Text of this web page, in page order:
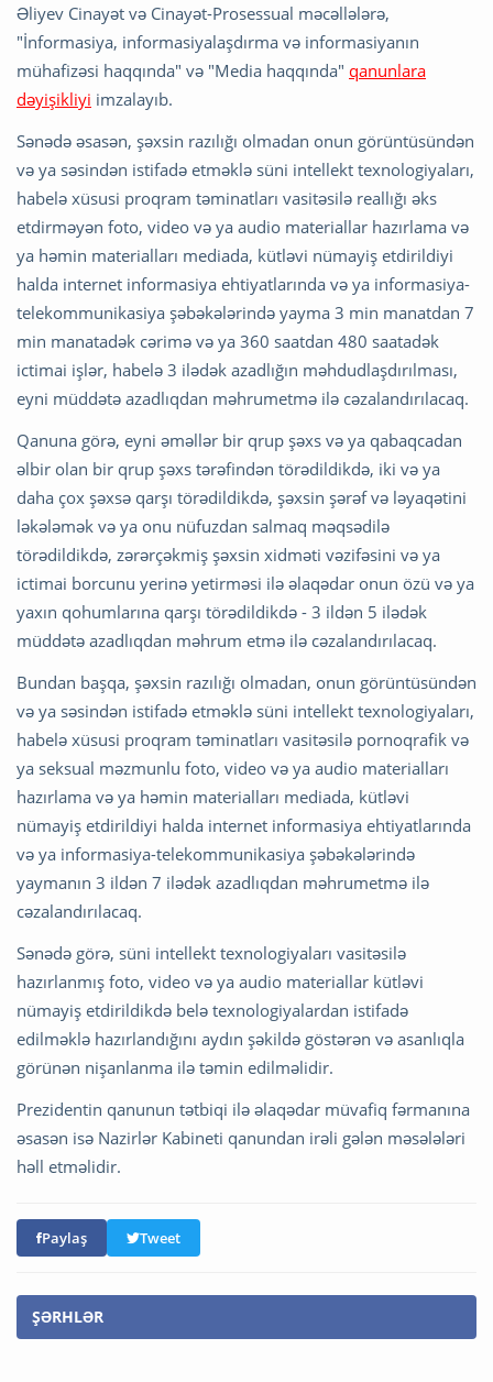
Əliyev Cinayət və Cinayət-Prosessual məcəllələrə,
"İnformasiya, informasiyalaşdırma və informasiyanın
mühafizəsi haqqında" və "Media haqqında" qanunlara
dəyişikliyi imzalayıb.
Sənədə əsasən, şəxsin razılığı olmadan onun görüntüsündən
və ya səsindən istifadə etməklə süni intellekt texnologiyaları,
habelə xüsusi proqram təminatları vasitəsilə reallığı əks
etdirməyən foto, video və ya audio materiallar hazırlama və
ya həmin materialları mediada, kütləvi nümayiş etdirildiyi
halda internet informasiya ehtiyatlarında və ya informasiya-
telekommunikasiya şəbəkələrində yayma 3 min manatdan 7
min manatadək cərimə və ya 360 saatdan 480 saatadək
ictimai işlər, habelə 3 ilədək azadlığın məhdudlaşdırılması,
eyni müddətə azadlıqdan məhrumetmə ilə cəzalandırılacaq.
Qanuna görə, eyni əməllər bir qrup şəxs və ya qabaqcadan
əlbir olan bir qrup şəxs tərəfindən törədildikdə, iki və ya
daha çox şəxsə qarşı törədildikdə, şəxsin şərəf və ləyaqətini
ləkələmək və ya onu nüfuzdan salmaq məqsədilə
törədildikdə, zərərçəkmiş şəxsin xidməti vəzifəsini və ya
ictimai borcunu yerinə yetirməsi ilə əlaqədar onun özü və ya
yaxın qohumlarına qarşı törədildikdə - 3 ildən 5 ilədək
müddətə azadlıqdan məhrum etmə ilə cəzalandırılacaq.
Bundan başqa, şəxsin razılığı olmadan, onun görüntüsündən
və ya səsindən istifadə etməklə süni intellekt texnologiyaları,
habelə xüsusi proqram təminatları vasitəsilə pornoqrafik və
ya seksual məzmunlu foto, video və ya audio materialları
hazırlama və ya həmin materialları mediada, kütləvi
nümayiş etdirildiyi halda internet informasiya ehtiyatlarında
və ya informasiya-telekommunikasiya şəbəkələrində
yaymanın 3 ildən 7 ilədək azadlıqdan məhrumetmə ilə
cəzalandırılacaq.
Sənədə görə, süni intellekt texnologiyaları vasitəsilə
hazırlanmış foto, video və ya audio materiallar kütləvi
nümayiş etdirildikdə belə texnologiyalardan istifadə
edilməklə hazırlandığını aydın şəkildə göstərən və asanlıqla
görünən nişanlanma ilə təmin edilməlidir.
Prezidentin qanunun tətbiqi ilə əlaqədar müvafiq fərmanına
əsasən isə Nazirlər Kabineti qanundan irəli gələn məsələləri
həll etməlidir.
Paylaş Tweet
ŞƏRHLƏR